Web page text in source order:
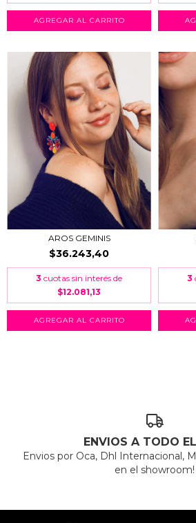
AROS GEMINIS
$36.243,40
3 cuotas sin interés de
$12.081,13
3
ENVIOS A TODO
Envios por Oca, Dhl Internacional,
en el showroom!